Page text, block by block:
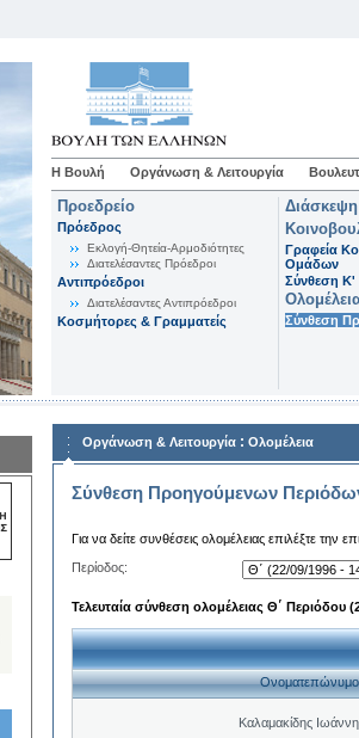
Η Βουλή Οργάνωση & Λειτουργία
Προεδρείο
Πρόεδρος
Εκλογή-Θητεία-Αρμοδιότητες
Διατελέσαντες Πρόεδροι
Αντιπρόεδροι
Διατελέσαντες Αντιπρόεδροι
Κοσμήτορες & Γραμματείς
Γραφεία
Ομάδων
Σύνθεση K'
Σύνθεση
Οργάνωση & Λειτουργία : Ολομέλεια
Σύνθεση Προηγούμενων
Για να δείτε συνθέσεις ολομέλειας επιλέξτε την
Περίοδος:
Τελευταία σύνθεση ολομέλειας Θ΄ Περιόδου
Ονοματεπώνυμο
Καλαμακίδης